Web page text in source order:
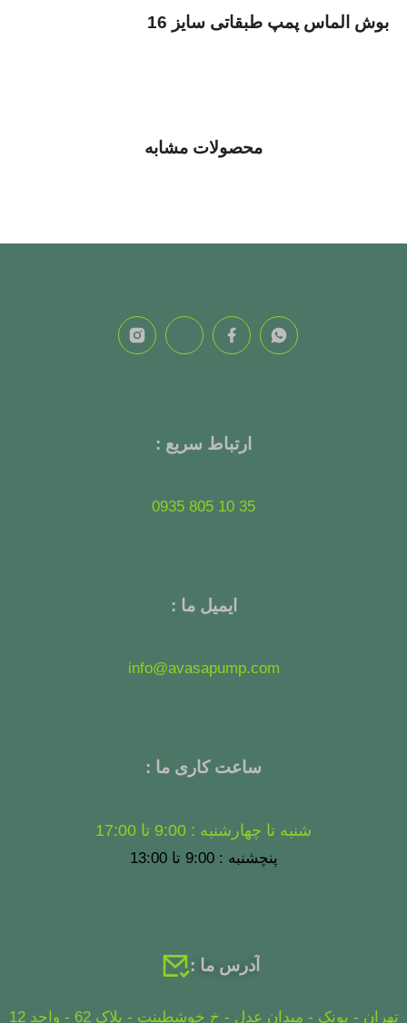
بوش الماس پمپ طبقاتی سایز 16
محصولات مشابه
ارتباط سریع :
35 10 805 0935
ایمیل ما :
info@avasapump.com
ساعت کاری ما :
شنبه تا چهارشنبه : 9:00 تا 17:00
پنچشنبه : 9:00 تا 13:00
آدرس ما :
تهران - پونک - میدان عدل - خ خوشطینت - پلاک 62 - واحد 12